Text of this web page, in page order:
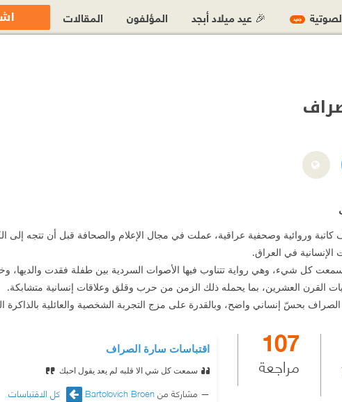
https://www.facebook.com/p/Sarah-Alsarraf-
https://x.com/Alsarrafsarah
وروائية وصحفية عراقية، عملت في مجال الإعلام والصحافة قبل أن تتجه إلى
الإنسانية في العراق.
سمعت كل شيء، وهي رواية تتناوب فيها الأصوات السردية بين طفلة فقدت والديها،
القرن العشرين، بما يحمله ذلك الزمن من حرب وقلق وعلاقات إنسانية متشابكة.
الصراف بحسّ إنساني واضح، وبالقدرة على مزج التجربة الشخصية والعائلية بالذاكرة
107
مراجعة
اقتباسات سارة الصراف
سمعت كل شي الا قلبه لم يعد يقول احبك
مشاركة منBartolovich Broen كل الاقتباسات
جديد 🎉 عيد ميلاد أبجد المؤلفون المقالات